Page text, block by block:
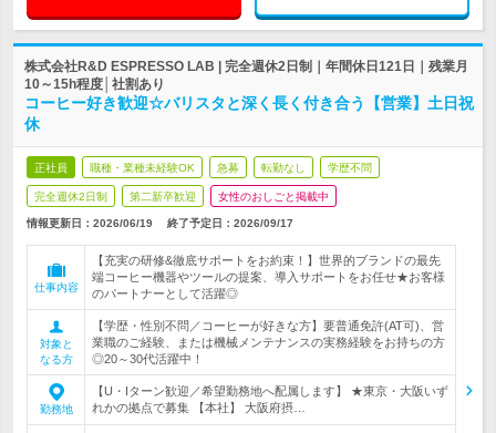
株式会社R&D ESPRESSO LAB | 完全週休2日制｜年間休日121日｜残業月
10～15h程度│社割あり
コーヒー好き歓迎☆バリスタと深く長く付き合う【営業】土日祝
休
正社員 職種・業種未経験OK 急募 転勤なし 学歴不問
完全週休2日制 第二新卒歓迎 女性のおしごと掲載中
情報更新日：2026/06/19 終了予定日： 2026/09/17
仕事内容
【充実の研修&徹底サポートをお約束！】世界的ブランドの最先
端コーヒー機器やツールの提案、導入サポートをお任せ★お客様
のパートナーとして活躍◎
対象と
なる方
【学歴・性別不問／コーヒーが好きな方】要普通免許(AT可)、営
業職のご経験、または機械メンテナンスの実務経験をお持ちの方
◎20～30代活躍中！
勤務地
【U・Iターン歓迎／希望勤務地へ配属します】 ★東京・大阪いず
れかの拠点で募集 【本社】 大阪府摂…